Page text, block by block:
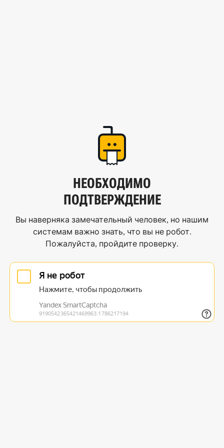
НЕОБХОДИМО
ПОДТВЕРЖДЕНИЕ
Вы наверняка замечательный человек, но нашим
системам важно знать, что вы не робот.
Пожалуйста, пройдите проверку.